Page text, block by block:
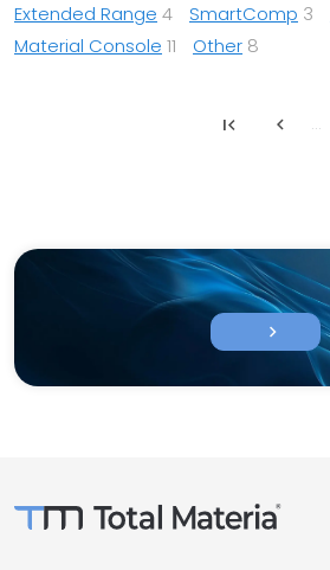
Extended Range 4 SmartComp 3
Material Console 11 Other 8
first_page chevron_left ...
chevron_right